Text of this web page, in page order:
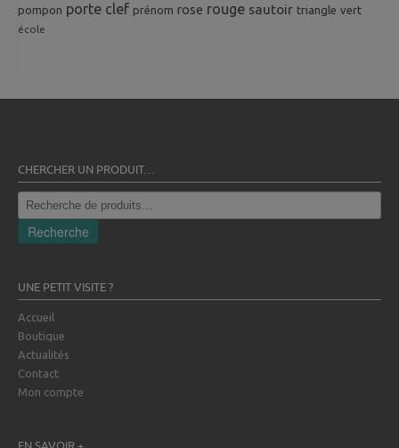
pompon porte clef prénom rose rouge sautoir triangle vert
école
CHERCHER UN PRODUIT…
Recherche
pour :
Recherche
UNE PETIT VISITE ?
Accueil
Boutique
Actualités
Contact
Mon compte